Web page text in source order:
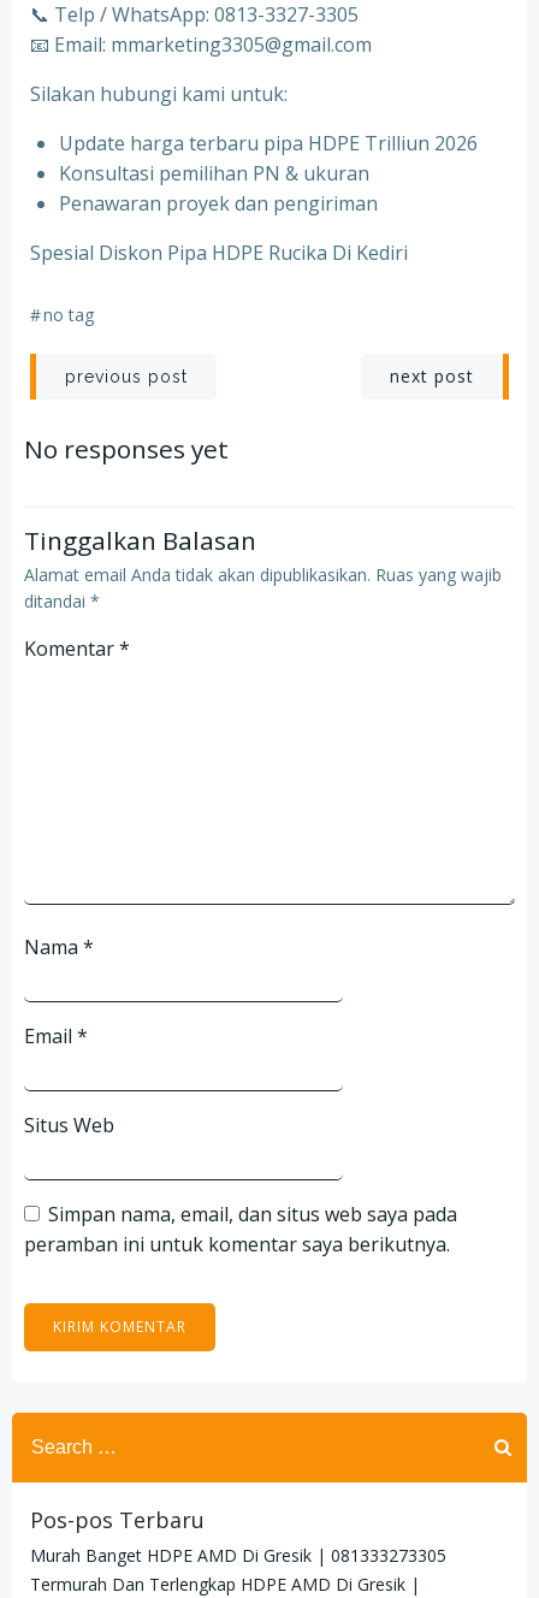
📞 Telp / WhatsApp: 0813-3327-3305
📧 Email: mmarketing3305@gmail.com
Silakan hubungi kami untuk:
Update harga terbaru pipa HDPE Trilliun 2026
Konsultasi pemilihan PN & ukuran
⁠Penawaran proyek dan pengiriman
Spesial Diskon Pipa HDPE Rucika Di Kediri
#no tag
Post
navigation
previous post next post
No responses yet
Tinggalkan Balasan
Alamat email Anda tidak akan dipublikasikan. Ruas yang wajib
ditandai *
Komentar*
Nama *
Email *
Situs Web
Simpan nama, email, dan situs web saya pada
peramban ini untuk komentar saya berikutnya.
Search
for:
Pos-pos Terbaru
Murah Banget HDPE AMD Di Gresik | 081333273305
Termurah Dan Terlengkap HDPE AMD Di Gresik |